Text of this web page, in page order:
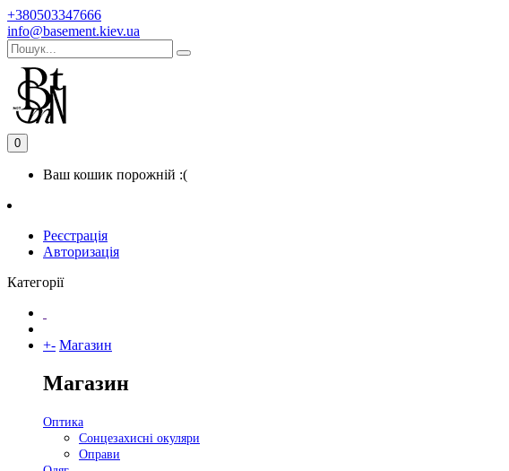
+380503347666
info@basement.kiev.ua
0
Ваш кошик порожній :(
Реєстрація
Авторизація
Категорії
+- Магазин
Магазин
Оптика
Сонцезахисні окуляри
Оправи